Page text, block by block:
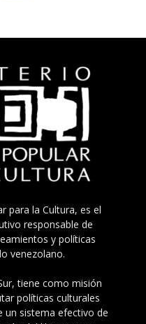
para la Cultura, es el
responsable de
y políticas
venezolano.
tiene como misión
políticas culturales
un sistema efectivo de